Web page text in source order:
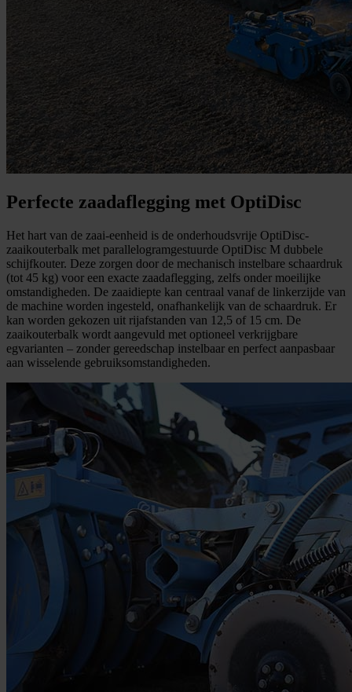
Perfecte zaadaflegging met OptiDisc
Het hart van de zaai-eenheid is de onderhoudsvrije OptiDisc-
zaaikouterbalk met parallelogramgestuurde OptiDisc M dubbele
schijfkouter. Deze zorgen door de mechanisch instelbare schaardruk
(tot 45 kg) voor een exacte zaadaflegging, zelfs onder moeilijke
omstandigheden. De zaaidiepte kan centraal vanaf de linkerzijde van
de machine worden ingesteld, onafhankelijk van de schaardruk. Er
kan worden gekozen uit rijafstanden van 12,5 of 15 cm. De
zaaikouterbalk wordt aangevuld met optioneel verkrijgbare
egvarianten – zonder gereedschap instelbaar en perfect aanpasbaar
aan wisselende gebruiksomstandigheden.